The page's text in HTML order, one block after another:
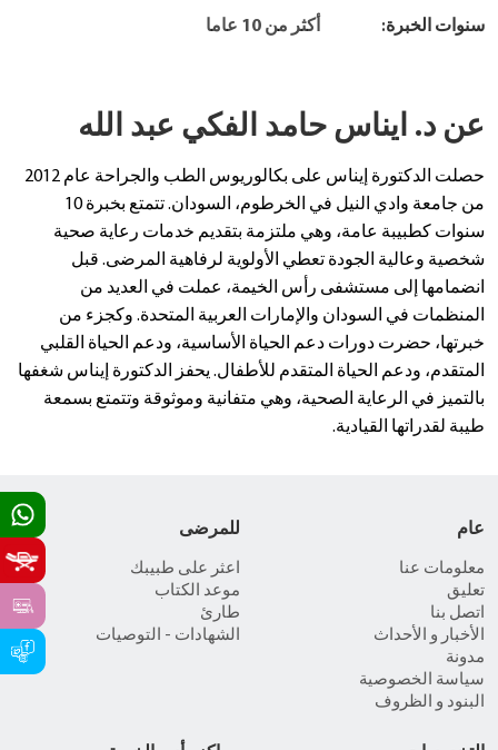
سنوات الخبرة: أكثر من 10 عاما
عن د. ايناس حامد الفكي عبد الله
حصلت الدكتورة إيناس على بكالوريوس الطب والجراحة عام 2012
من جامعة وادي النيل في الخرطوم، السودان. تتمتع بخبرة 10
سنوات كطبيبة عامة، وهي ملتزمة بتقديم خدمات رعاية صحية
شخصية وعالية الجودة تعطي الأولوية لرفاهية المرضى. قبل
انضمامها إلى مستشفى رأس الخيمة، عملت في العديد من
المنظمات في السودان والإمارات العربية المتحدة. وكجزء من
خبرتها، حضرت دورات دعم الحياة الأساسية، ودعم الحياة القلبي
المتقدم، ودعم الحياة المتقدم للأطفال. يحفز الدكتورة إيناس شغفها
بالتميز في الرعاية الصحية، وهي متفانية وموثوقة وتتمتع بسمعة
طيبة لقدراتها القيادية.
عام
معلومات عنا
تعليق
اتصل بنا
الأخبار و الأحداث
مدونة
سياسة الخصوصية
البنود و الظروف
للمرضى
اعثر على طبيبك
موعد الكتاب
طارئ
الشهادات - التوصيات